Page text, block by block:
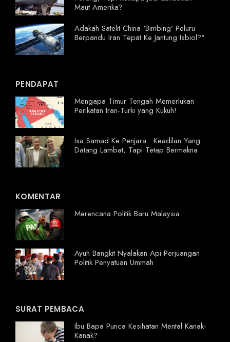
Maut Amerika?
Adakah Satelit China 'Bimbing' Peluru
Berpandu Iran Tepat Ke Jantung Isbiol?"
PENDAPAT
Mengapa Timur Tengah Memerlukan
Perikatan Iran-Turki yang Kukuh!
Isa Samad Ke Penjara : Keadilan Yang
Datang Lambat, Tapi Tetap Bermakna
KOMENTAR
Merencana Politik Baru Malaysia
Ayuh Bangkit Nyalakan Api Perjuangan
Politik Penyatuan Ummah
SURAT PEMBACA
Ibu Bapa Punca Kesihatan Mental Kanak-
Kanak?